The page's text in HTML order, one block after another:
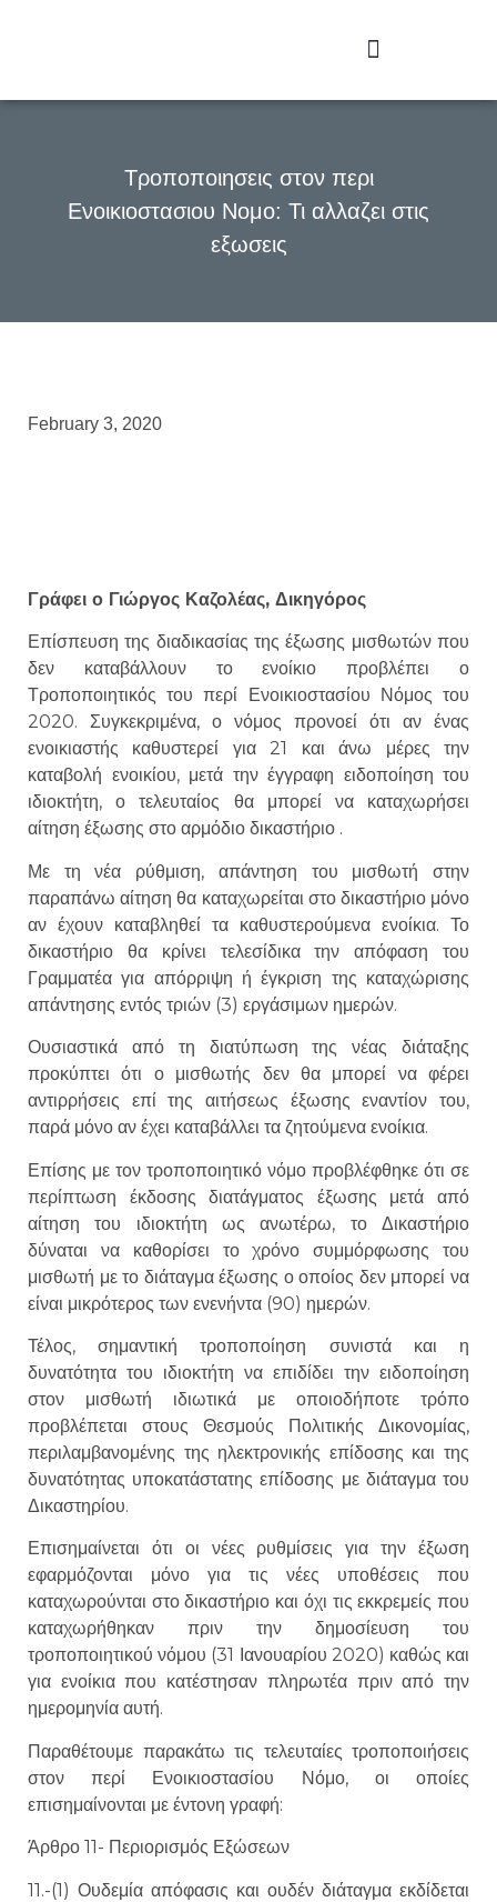
Τροποποιησεις στον περι
Ενοικιοστασιου Νομο: Τι αλλαζει στις
εξωσεις
February 3, 2020
Γράφει ο Γιώργος Καζολέας, Δικηγόρος
Επίσπευση της διαδικασίας της έξωσης μισθωτών που
δεν καταβάλλουν το ενοίκιο προβλέπει ο
Τροποποιητικός του περί Ενοικιοστασίου Νόμος του
2020. Συγκεκριμένα, ο νόμος προνοεί ότι αν ένας
ενοικιαστής καθυστερεί για 21 και άνω μέρες την
καταβολή ενοικίου, μετά την έγγραφη ειδοποίηση του
ιδιοκτήτη, ο τελευταίος θα μπορεί να καταχωρήσει
αίτηση έξωσης στο αρμόδιο δικαστήριο .
Με τη νέα ρύθμιση, απάντηση του μισθωτή στην
παραπάνω αίτηση θα καταχωρείται στο δικαστήριο μόνο
αν έχουν καταβληθεί τα καθυστερούμενα ενοίκια. Το
δικαστήριο θα κρίνει τελεσίδικα την απόφαση του
Γραμματέα για απόρριψη ή έγκριση της καταχώρισης
απάντησης εντός τριών (3) εργάσιμων ημερών.
Ουσιαστικά από τη διατύπωση της νέας διάταξης
προκύπτει ότι ο μισθωτής δεν θα μπορεί να φέρει
αντιρρήσεις επί της αιτήσεως έξωσης εναντίον του,
παρά μόνο αν έχει καταβάλλει τα ζητούμενα ενοίκια.
Επίσης με τον τροποποιητικό νόμο προβλέφθηκε ότι σε
περίπτωση έκδοσης διατάγματος έξωσης μετά από
αίτηση του ιδιοκτήτη ως ανωτέρω, το Δικαστήριο
δύναται να καθορίσει το χρόνο συμμόρφωσης του
μισθωτή με το διάταγμα έξωσης ο οποίος δεν μπορεί να
είναι μικρότερος των ενενήντα (90) ημερών.
Τέλος, σημαντική τροποποίηση συνιστά και η
δυνατότητα του ιδιοκτήτη να επιδίδει την ειδοποίηση
στον μισθωτή ιδιωτικά με οποιοδήποτε τρόπο
προβλέπεται στους Θεσμούς Πολιτικής Δικονομίας,
περιλαμβανομένης της ηλεκτρονικής επίδοσης και της
δυνατότητας υποκατάστατης επίδοσης με διάταγμα του
Δικαστηρίου.
Επισημαίνεται ότι οι νέες ρυθμίσεις για την έξωση
εφαρμόζονται μόνο για τις νέες υποθέσεις που
καταχωρούνται στο δικαστήριο και όχι τις εκκρεμείς που
καταχωρήθηκαν πριν την δημοσίευση του
τροποποιητικού νόμου (31 Ιανουαρίου 2020) καθώς και
για ενοίκια που κατέστησαν πληρωτέα πριν από την
ημερομηνία αυτή.
Παραθέτουμε παρακάτω τις τελευταίες τροποποιήσεις
στον περί Ενοικιοστασίου Νόμο, οι οποίες
επισημαίνονται με έντονη γραφή:
Άρθρο 11- Περιορισμός Εξώσεων
11.-(1) Ουδεμία απόφασις και ουδέν διάταγμα εκδίδεται